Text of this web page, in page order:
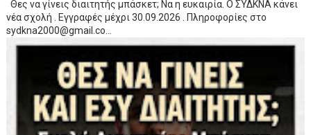
Θες να γίνεις διαιτητής μπάσκετ; Να η ευκαιρία. Ο ΣΥΔΚΝΑ κάνει
νέα σχολή . Εγγραφές μέχρι 30.09.2026 . Πληροφορίες στο
sydkna2000@gmail.co...